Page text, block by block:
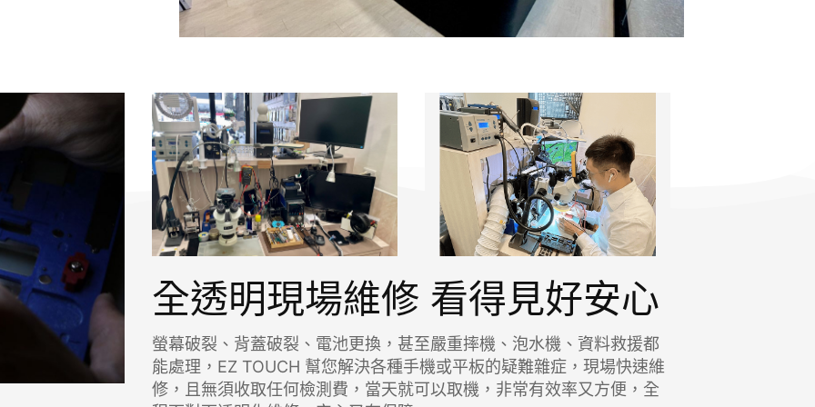
全透明現場維修 看得見好安心
螢幕破裂、背蓋破裂、電池更換，甚至嚴重摔機、泡水機、資料救援都
能處理，EZ TOUCH 幫您解決各種手機或平板的疑難雜症，現場快速維
修，且無須收取任何檢測費，當天就可以取機，非常有效率又方便，全